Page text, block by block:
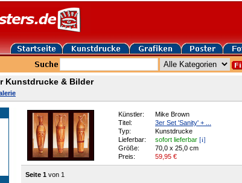
Kunstdrucke & Bilder
Künstler:
Mike Brown
Titel:
3er Set 'Sanity' + ...
Typ:
Kunstdrucke
Lieferbar:
sofort lieferbar [i]
Größe:
70,0 x 25,0 cm
Preis:
59,95 €
Seite 1 von 1